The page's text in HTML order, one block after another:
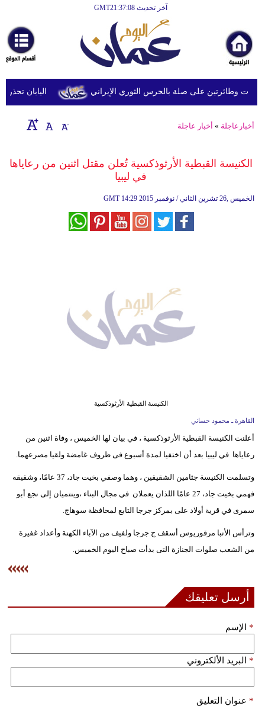
آخر تحديث GMT21:37:08
أخبارعاجلة
رياضة
ثقافة
إقتصاد
وموسيقى
وتكنولوجيا
مدوَّنات
سيارات
اليابان تحذر من على صلة بالحرس الثوري الإيراني
أخبارعاجلة » أخبار عاجلة
الكنيسة القبطية الأرثوذكسية تُعلن مقتل اثنين من رعاياها
في ليبيا
GMT 14:29 2015 الخميس ,26 تشرين الثاني / نوفمبر
الكنيسة القبطية الأرثوذكسية
القاهرة ـ محمود حساني
أعلنت الكنيسة القبطية الأرثوذكسية ، في بيان لها الخميس ، وفاة اثنين من
رعاياها في ليبيا بعد أن اختفيا لمدة أسبوع فى ظروف غامضة ولقيا مصرعهما.
وتسلمت الكنيسة جثامين الشقيقين ، وهما وصفي بخيت جاد، 37 عامًا، وشقيقه
فهمي بخيت جاد، 27 عامًا اللذان يعملان في مجال البناء ،وينتميان إلى نجع أبو
سمرى في قرية أولاد على بمركز جرجا التابع لمحافظة سوهاج.
وترأس الأنبا مرقوريوس أسقف ج جرجا ولفيف من الآباء الكهنة وأعداد غفيرة
من الشعب صلوات الجنازة التى بدأت صباح اليوم الخميس.
أرسل تعليقك
الإسم *
البريد الألكتروني *
عنوان التعليق *